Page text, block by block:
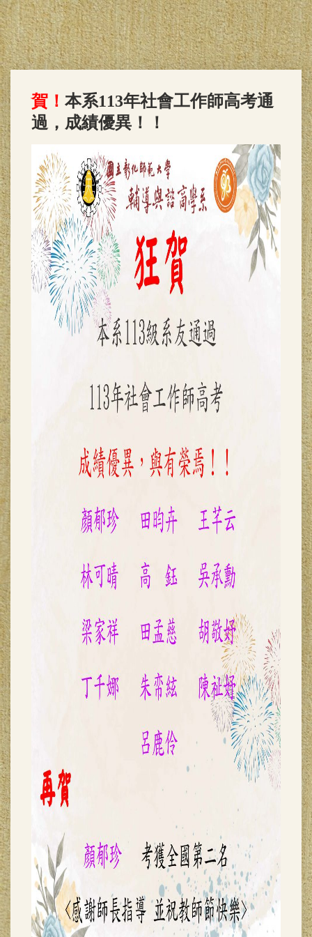
賀！ 本系113年社會工作師高考通
過，成績優異！！